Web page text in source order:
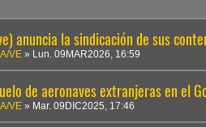
anuncia la sindicación de sus
VE » Lun. 09MAR2026, 16:59
de aeronaves extranjeras en el
VE » Mar. 09DIC2025, 17:46